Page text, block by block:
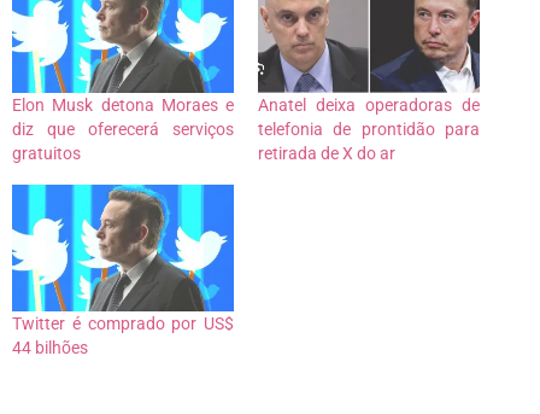
Elon Musk detona Moraes e
diz que oferecerá serviços
gratuitos
Anatel deixa operadoras de
telefonia de prontidão para
retirada de X do ar
Twitter é comprado por US$
44 bilhões